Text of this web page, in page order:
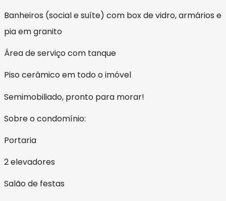
Banheiros (social e suíte) com box de vidro, armários e
pia em granito
Área de serviço com tanque
Piso cerâmico em todo o imóvel
Semimobiliado, pronto para morar!
Sobre o condomínio:
Portaria
2 elevadores
Salão de festas